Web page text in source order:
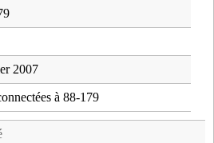
2007
à 88-179